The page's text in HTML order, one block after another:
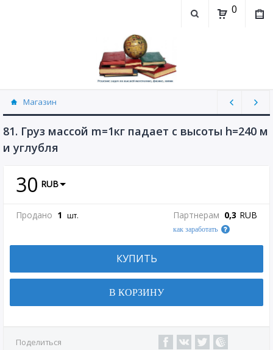
0
Магазин
Физика, химия (рассылаю Doc+PDF) (8689)
81. Груз массой m=1кг падает с высоты h=240 м
и углубля
30 RUB
Продано 1 шт. Партнерам 0,3 RUB
как заработать
КУПИТЬ
В КОРЗИНУ
Поделиться